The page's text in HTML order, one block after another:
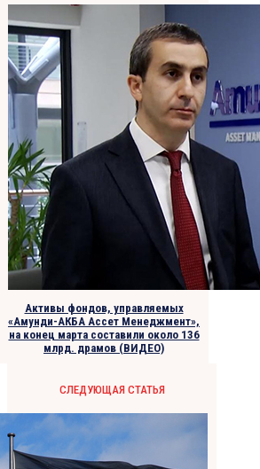
Активы фондов, управляемых
«Амунди-АКБА Ассет Менеджмент»,
на конец марта составили около 136
млрд. драмов (ВИДЕО)
СЛЕДУЮЩАЯ СТАТЬЯ